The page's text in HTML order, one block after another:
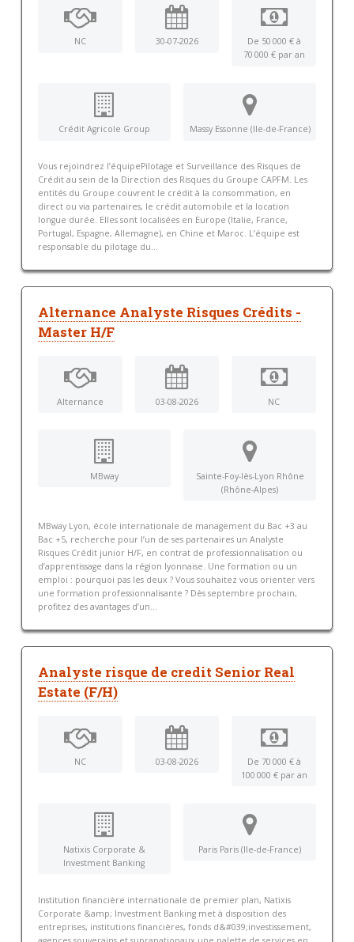
NC 30-07-2026
De 50 000 € à
70 000 € par an
Crédit Agricole Group Massy Essonne (Ile-de-France)
Vous rejoindrez l’équipePilotage et Surveillance des Risques de
Crédit au sein de la Direction des Risques du Groupe CAPFM. Les
entités du Groupe couvrent le crédit à la consommation, en
direct ou via partenaires, le crédit automobile et la location
longue durée. Elles sont localisées en Europe (Italie, France,
Portugal, Espagne, Allemagne), en Chine et Maroc. L’équipe est
responsable du pilotage du...
Alternance Analyste Risques Crédits -
Master H/F
Alternance 03-08-2026 NC
MBway
Sainte-Foy-lès-Lyon Rhône
(Rhône-Alpes)
MBway Lyon, école internationale de management du Bac +3 au
Bac +5, recherche pour l’un de ses partenaires un Analyste
Risques Crédit junior H/F, en contrat de professionnalisation ou
d’apprentissage dans la région lyonnaise. Une formation ou un
emploi : pourquoi pas les deux ? Vous souhaitez vous orienter vers
une formation professionnalisante ? Dès septembre prochain,
profitez des avantages d’un...
Analyste risque de credit Senior Real
Estate (F/H)
NC 03-08-2026
De 70 000 € à
100 000 € par an
Natixis Corporate &
Investment Banking
Paris Paris (Ile-de-France)
Institution financière internationale de premier plan, Natixis
Corporate &amp; Investment Banking met à disposition des
entreprises, institutions financières, fonds d&#039;investissement,